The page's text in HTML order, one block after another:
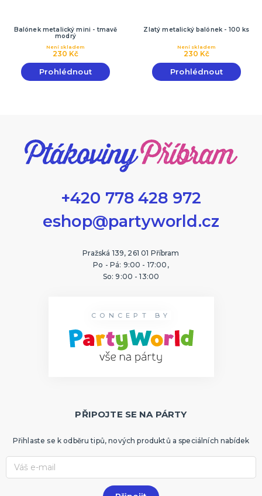
Balónek metalický mini - tmavě
modrý
230 Kč
Není skladem
Prohlédnout
Zlatý metalický balónek - 100 ks
230 Kč
Není skladem
Prohlédnout
+420 778 428 972
eshop@partyworld.cz
Pražská 139, 261 01 Příbram
Po - Pá: 9:00 - 17:00,
So: 9:00 - 13:00
CONCEPT BY
PŘIPOJTE SE NA PÁRTY
Přihlaste se k odběru tipů, nových produktů a speciálních nabídek